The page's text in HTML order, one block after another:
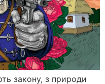
закону, з природи